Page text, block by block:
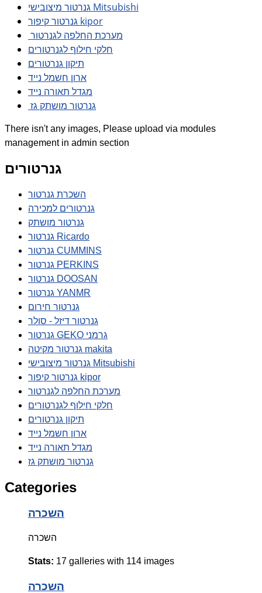
גנרטור מיצובישי Mitsubishi
גנרטור קיפור kipor
מערכת החלפה לגנרטור
חלקי חילוף לגנרטורים
תיקון גנרטורים
ארון חשמל נייד
מגדל תאורה נייד
גנרטור מושתק גז
There isn't any images, Please upload via modules
management in admin section
גנרטורים
השכרת גנרטור
גנרטורים למכירה
גנרטור מושתק
גנרטור Ricardo
גנרטור CUMMINS
גנרטור PERKINS
גנרטור DOOSAN
גנרטור YANMR
גנרטור חירום
גנרטור דיזל - סולר
גנרטור GEKO גרמני
גנרטור מקיטה makita
גנרטור מיצובישי Mitsubishi
גנרטור קיפור kipor
מערכת החלפה לגנרטור
חלקי חילוף לגנרטורים
תיקון גנרטורים
ארון חשמל נייד
מגדל תאורה נייד
גנרטור מושתק גז
Categories
השכרה
השכרה
Stats: 17 galleries with 114 images
השכרה